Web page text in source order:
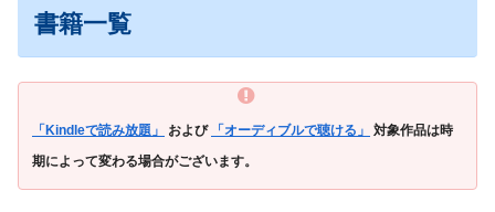
書籍一覧
「Kindleで読み放題」 および 「オーディブルで聴ける」
対象作品は時
期によって変わる場合がございます。